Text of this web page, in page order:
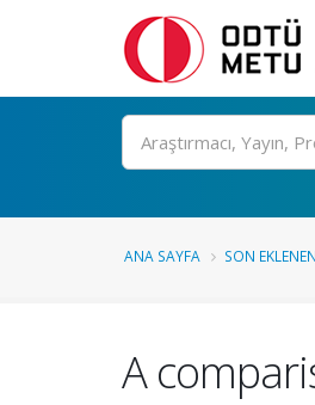
Ara
ANA SAYFA SON
A